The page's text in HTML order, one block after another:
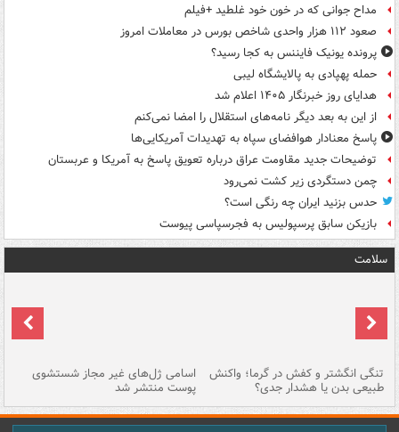
مداح جوانی که در خون خود غلطید +فیلم
صعود ۱۱۲ هزار واحدی شاخص بورس در معاملات امروز
پرونده یونیک فایننس به کجا رسید؟
حمله پهپادی به پالایشگاه لیبی
هدایای روز خبرنگار ۱۴۰۵ اعلام شد
از این به بعد دیگر نامه‌های استقلال را امضا نمی‌کنم
پاسخ معنادار هوافضای سپاه به تهدیدات آمریکایی‌ها
توضیحات جدید مقاومت عراق درباره تعویق پاسخ به آمریکا و عربستان
چمن دستگردی زیر کشت نمی‌رود
حدس بزنید ایران چه رنگی است؟
بازیکن سابق پرسپولیس به فجرسپاسی پیوست
سلامت
تنگی انگشتر و کفش در گرما؛ واکنش
طبیعی بدن یا هشدار جدی؟
اسامی ژل‌های غیر مجاز شستشوی
پوست منتشر شد